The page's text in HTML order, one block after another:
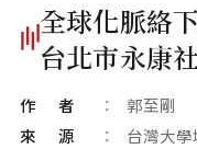
鍵
字:
藝術家
專題
全球化脈絡
台北市永康
作者
郭至剛
來源
台灣大